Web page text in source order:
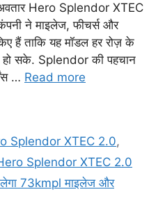
Hero Splendor XTEC
ने माइलेज, फीचर्स और
हैं ताकि यह मॉडल हर रोज़ के
हो सके. Splendor की पहचान
… Read more
Splendor XTEC 2.0,
Hero Splendor XTEC 2.0
73kmpl माइलेज और